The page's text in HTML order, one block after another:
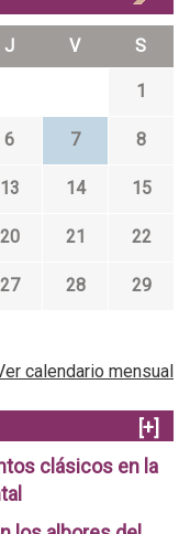
J V S
1
6 7 8
13 14 15
20 21 22
27 28 29
calendario mensual
[+]
clásicos en la